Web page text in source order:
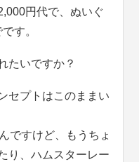
円代で、ぬいぐ
す。
たいですか？
セプトはこのままい
ですけど、もうちょ
り、ハムスターレー